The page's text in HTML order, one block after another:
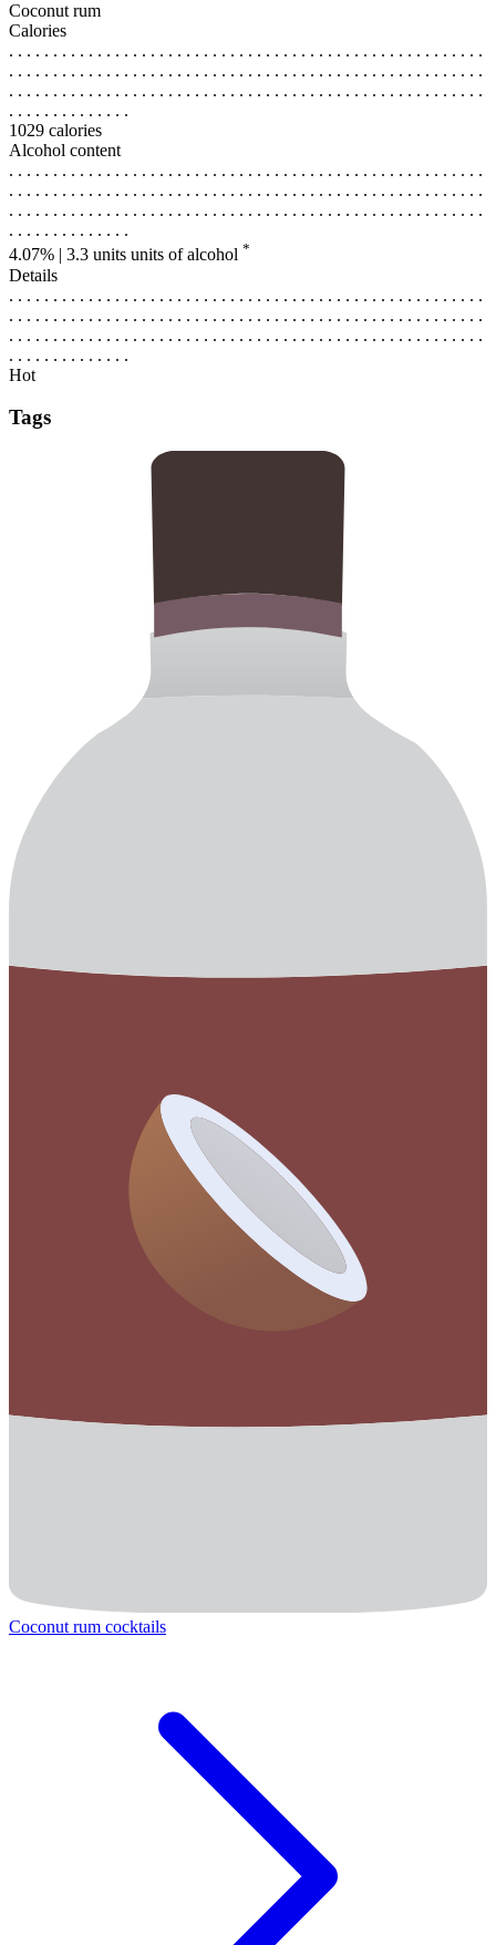
Coconut rum
Calories
. . . . . . . . . . . . . . . . . . . . . . . . . . . . . . . . . . . . . . . . . . . . . . . . . . . . . .
. . . . . . . . . . . . . . . . . . . . . . . . . . . . . . . . . . . . . . . . . . . . . . . . . . . . . .
. . . . . . . . . . . . . . . . . . . . . . . . . . . . . . . . . . . . . . . . . . . . . . . . . . . . . .
. . . . . . . . . . . . . .
1029 calories
Alcohol content
. . . . . . . . . . . . . . . . . . . . . . . . . . . . . . . . . . . . . . . . . . . . . . . . . . . . . .
. . . . . . . . . . . . . . . . . . . . . . . . . . . . . . . . . . . . . . . . . . . . . . . . . . . . . .
. . . . . . . . . . . . . . . . . . . . . . . . . . . . . . . . . . . . . . . . . . . . . . . . . . . . . .
. . . . . . . . . . . . . .
4.07% | 3.3 units units of alcohol *
Details
. . . . . . . . . . . . . . . . . . . . . . . . . . . . . . . . . . . . . . . . . . . . . . . . . . . . . .
. . . . . . . . . . . . . . . . . . . . . . . . . . . . . . . . . . . . . . . . . . . . . . . . . . . . . .
. . . . . . . . . . . . . . . . . . . . . . . . . . . . . . . . . . . . . . . . . . . . . . . . . . . . . .
. . . . . . . . . . . . . .
Hot
Tags
Coconut rum cocktails